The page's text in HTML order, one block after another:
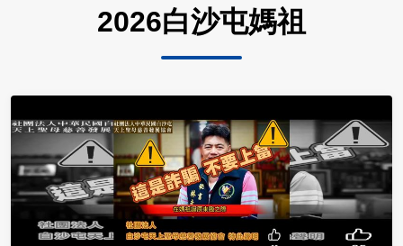
2026白沙屯媽祖